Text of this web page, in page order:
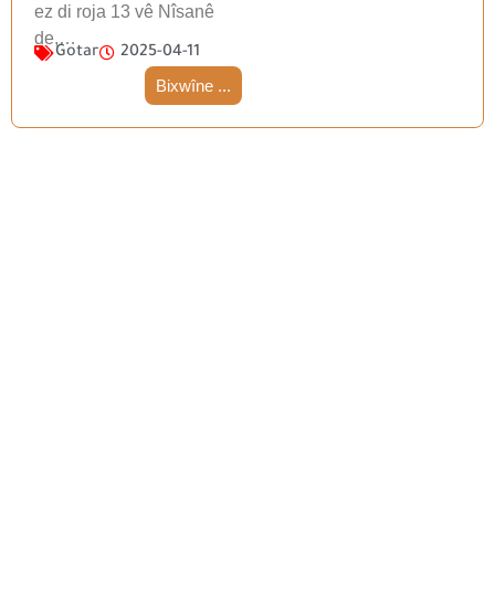
ez di roja 13 vê Nîsanê
de,…
Gotar 2025-04-11
Bixwîne ...